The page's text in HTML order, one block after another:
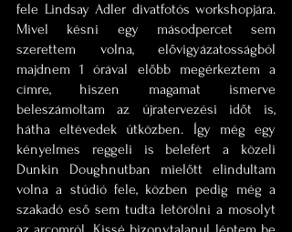
fele Lindsay Adler divatfotós workshopjára.
Mivel késni egy másodpercet sem
szerettem volna, elővigyázatosságból
majdnem 1 órával előbb megérkeztem a
címre, hiszen magamat ismerve
beleszámoltam az újratervezési időt is,
hátha eltévedek útközben. Így még egy
kényelmes reggeli is belefért a közeli
Dunkin Doughnutban mielőtt elindultam
volna a stúdió fele, közben pedig még a
szakadó eső sem tudta letörölni a mosolyt